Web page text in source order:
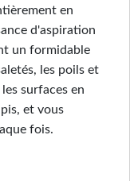
en
d'aspiration
un formidable
les poils et
surfaces en
et vous
fois.